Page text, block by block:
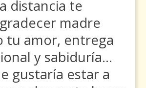
distancia te
madre
tu amor, entrega
y sabiduría…
gustaría estar a